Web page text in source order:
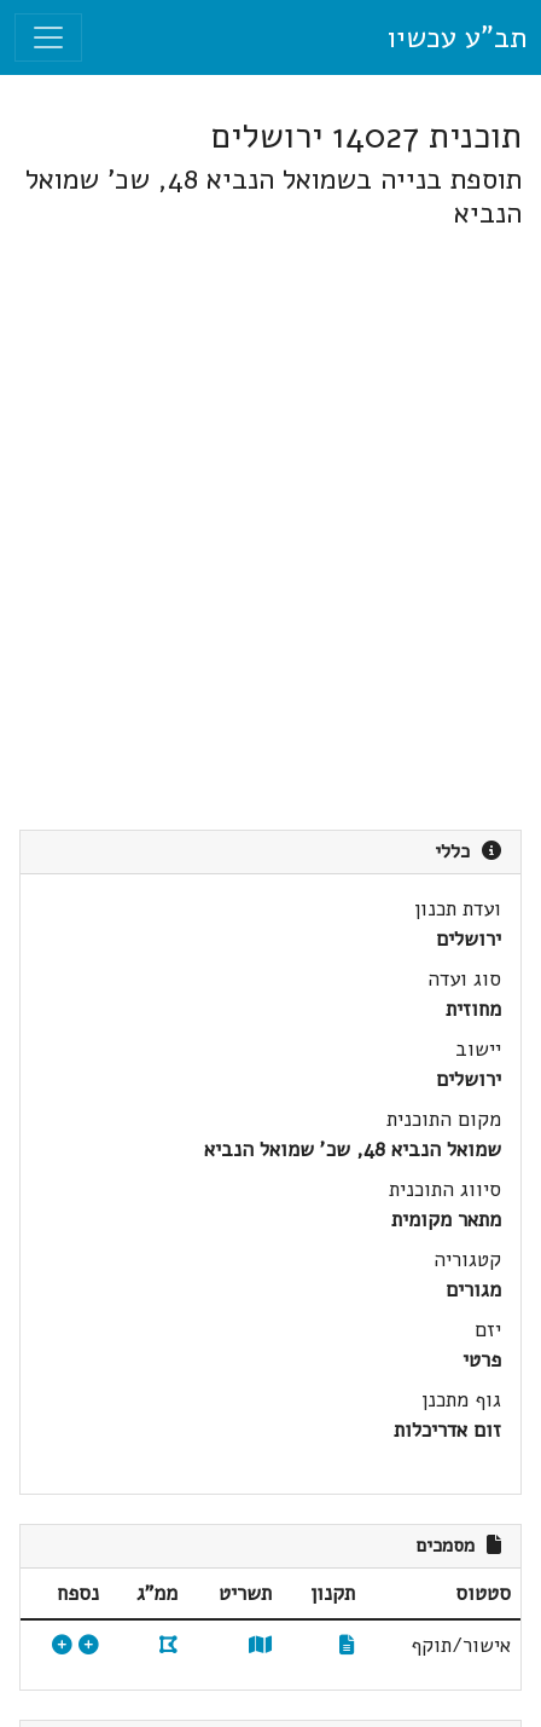
תב"ע עכשיו
תוכנית 14027 ירושלים
תוספת בנייה בשמואל הנביא 48, שכ' שמואל
הנביא
כללי
ועדת תכנון
ירושלים
סוג ועדה
מחוזית
יישוב
ירושלים
מקום התוכנית
שמואל הנביא 48, שכ' שמואל הנביא
סיווג התוכנית
מתאר מקומית
קטגוריה
מגורים
יזם
פרטי
גוף מתכנן
זום אדריכלות
מסמכים
סטטוס תקנון תשריט ממ"ג
נספח
אישור/תוקף